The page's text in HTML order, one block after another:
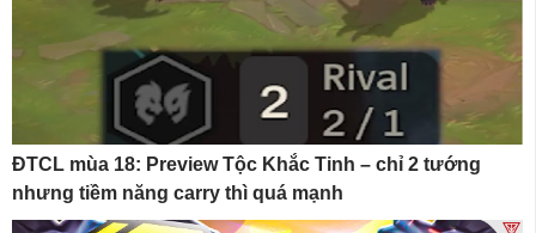
ĐTCL mùa 18: Preview Tộc Khắc Tinh – chỉ 2 tướng
nhưng tiềm năng carry thì quá mạnh